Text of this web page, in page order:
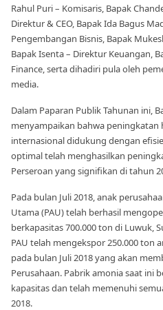
Rahul Puri – Komisaris, Bapak
Direktur & CEO, Bapak Ida Bagus
Pengembangan Bisnis, Bapak
Bapak Isenta – Direktur Keuangan,
Finance, serta dihadiri pula oleh
media.
Dalam Paparan Publik Tahunan ini,
menyampaikan bahwa peningkatan
internasional didukung dengan
optimal telah menghasilkan
Perseroan yang signifikan di tahun
Pada bulan Juli 2018, anak
Utama (PAU) telah berhasil
berkapasitas 700.000 ton di Luwuk,
PAU telah mengekspor 250.000 ton
pada bulan Juli 2018 yang akan
Perusahaan. Pabrik amonia saat ini
kapasitas dan telah memenuhi
2018.